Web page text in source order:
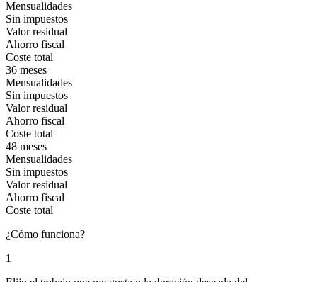
Mensualidades
Sin impuestos
Valor residual
Ahorro fiscal
Coste total
36 meses
Mensualidades
Sin impuestos
Valor residual
Ahorro fiscal
Coste total
48 meses
Mensualidades
Sin impuestos
Valor residual
Ahorro fiscal
Coste total
¿Cómo funciona?
1